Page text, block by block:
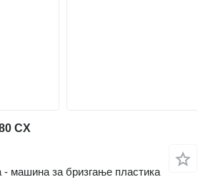
CX
- машина за бризгање пластика